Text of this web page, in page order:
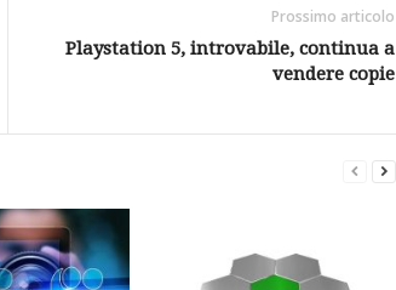
Prossimo articolo
Playstation 5, introvabile, continua a
vendere copie